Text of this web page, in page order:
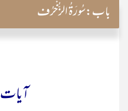
باب:سُورَۃُ الزُّخْرُف
آیات ۱۵تا ۲۵